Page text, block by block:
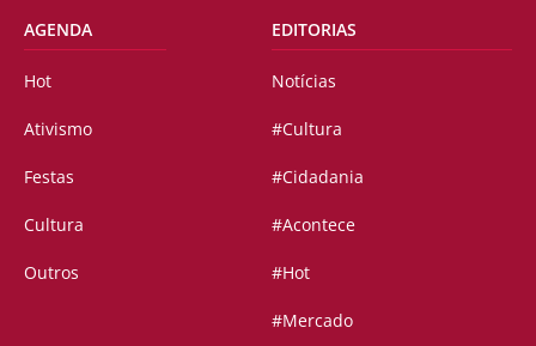
AGENDA
Hot
Ativismo
Festas
Cultura
Outros
EDITORIAS
Notícias
#Cultura
#Cidadania
#Acontece
#Hot
#Mercado